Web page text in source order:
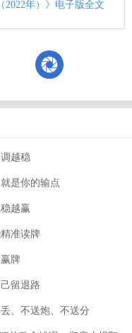
2022年）》电子版全文
越稳
是你的输点
越赢
准读牌
牌
留退路
、不送炮、不送分